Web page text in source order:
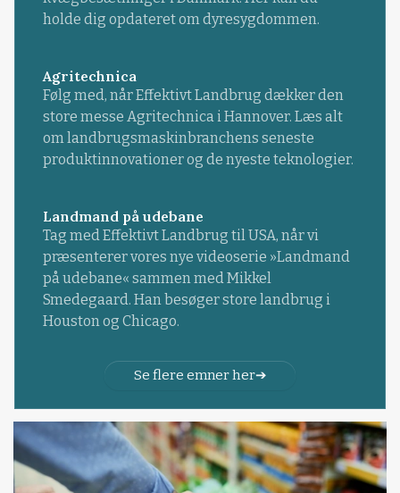
holde dig opdateret om dyresygdommen.
Agritechnica
Følg med, når Effektivt Landbrug dækker den
store messe Agritechnica i Hannover. Læs alt
om landbrugsmaskinbranchens seneste
produktinnovationer og de nyeste teknologier.
Landmand på udebane
Tag med Effektivt Landbrug til USA, når vi
præsenterer vores nye videoserie »Landmand
på udebane« sammen med Mikkel
Smedegaard. Han besøger store landbrug i
Houston og Chicago.
Se flere emner her